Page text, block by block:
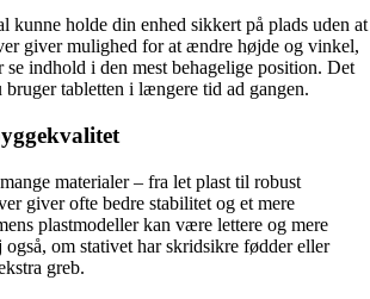
kunne holde din enhed sikkert på plads uden at
giver mulighed for at ændre højde og vinkel,
se indhold i den mest behagelige position. Det
tabletten i længere tid ad gangen.
materialer – fra let plast til robust
giver ofte bedre stabilitet og et mere
plastmodeller kan være lettere og mere
om stativet har skridsikre fødder eller
greb.